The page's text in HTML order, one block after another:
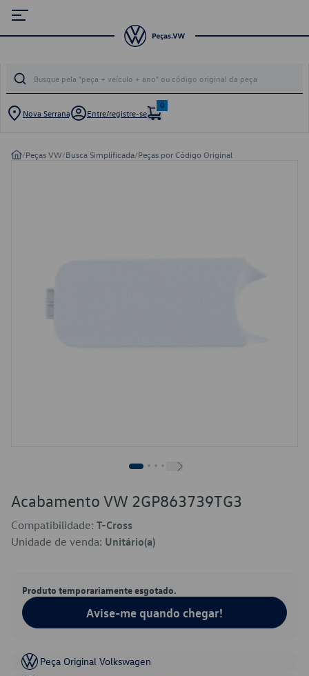
Nova Serrana Entre/registre-se
0
/Peças VW/Busca Simplificada/Peças por Código Original
Acabamento VW 2GP863739TG3
Compatibilidade: T-Cross
Unidade de venda: Unitário(a)
Produto temporariamente esgotado.
Avise-me quando chegar!
Peça Original Volkswagen